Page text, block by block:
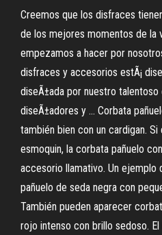
Creemos que los disfraces
de los mejores momentos de la
empezamos a hacer por
disfraces y accesorios estÃ¡
diseÃ±ada por nuestro
diseÃ±adores y … Corbata
también bien con un cardigan. Si
esmoquin, la corbata pañuelo
accesorio llamativo. Un ejemplo
pañuelo de seda negra con
También pueden aparecer
rojo intenso con brillo sedoso.